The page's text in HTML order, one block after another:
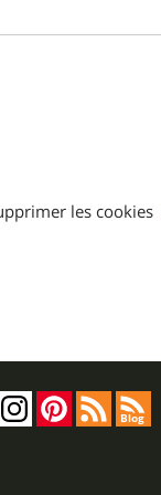
g
les cookies